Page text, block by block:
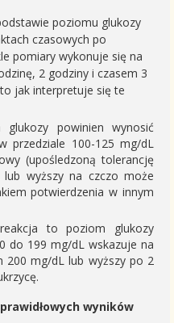
poziomu glukozy
czasowych po
pomiary wykonuje się na
2 godziny i czasem 3
jak interpretuje się te
powinien wynosić
przedziale 100-125 mg/dL
(upośledzoną tolerancję
wyższy na czczo może
potwierdzenia w innym
to poziom glukozy
do 199 mg/dL wskazuje na
200 mg/dL lub wyższy po 2
wyników